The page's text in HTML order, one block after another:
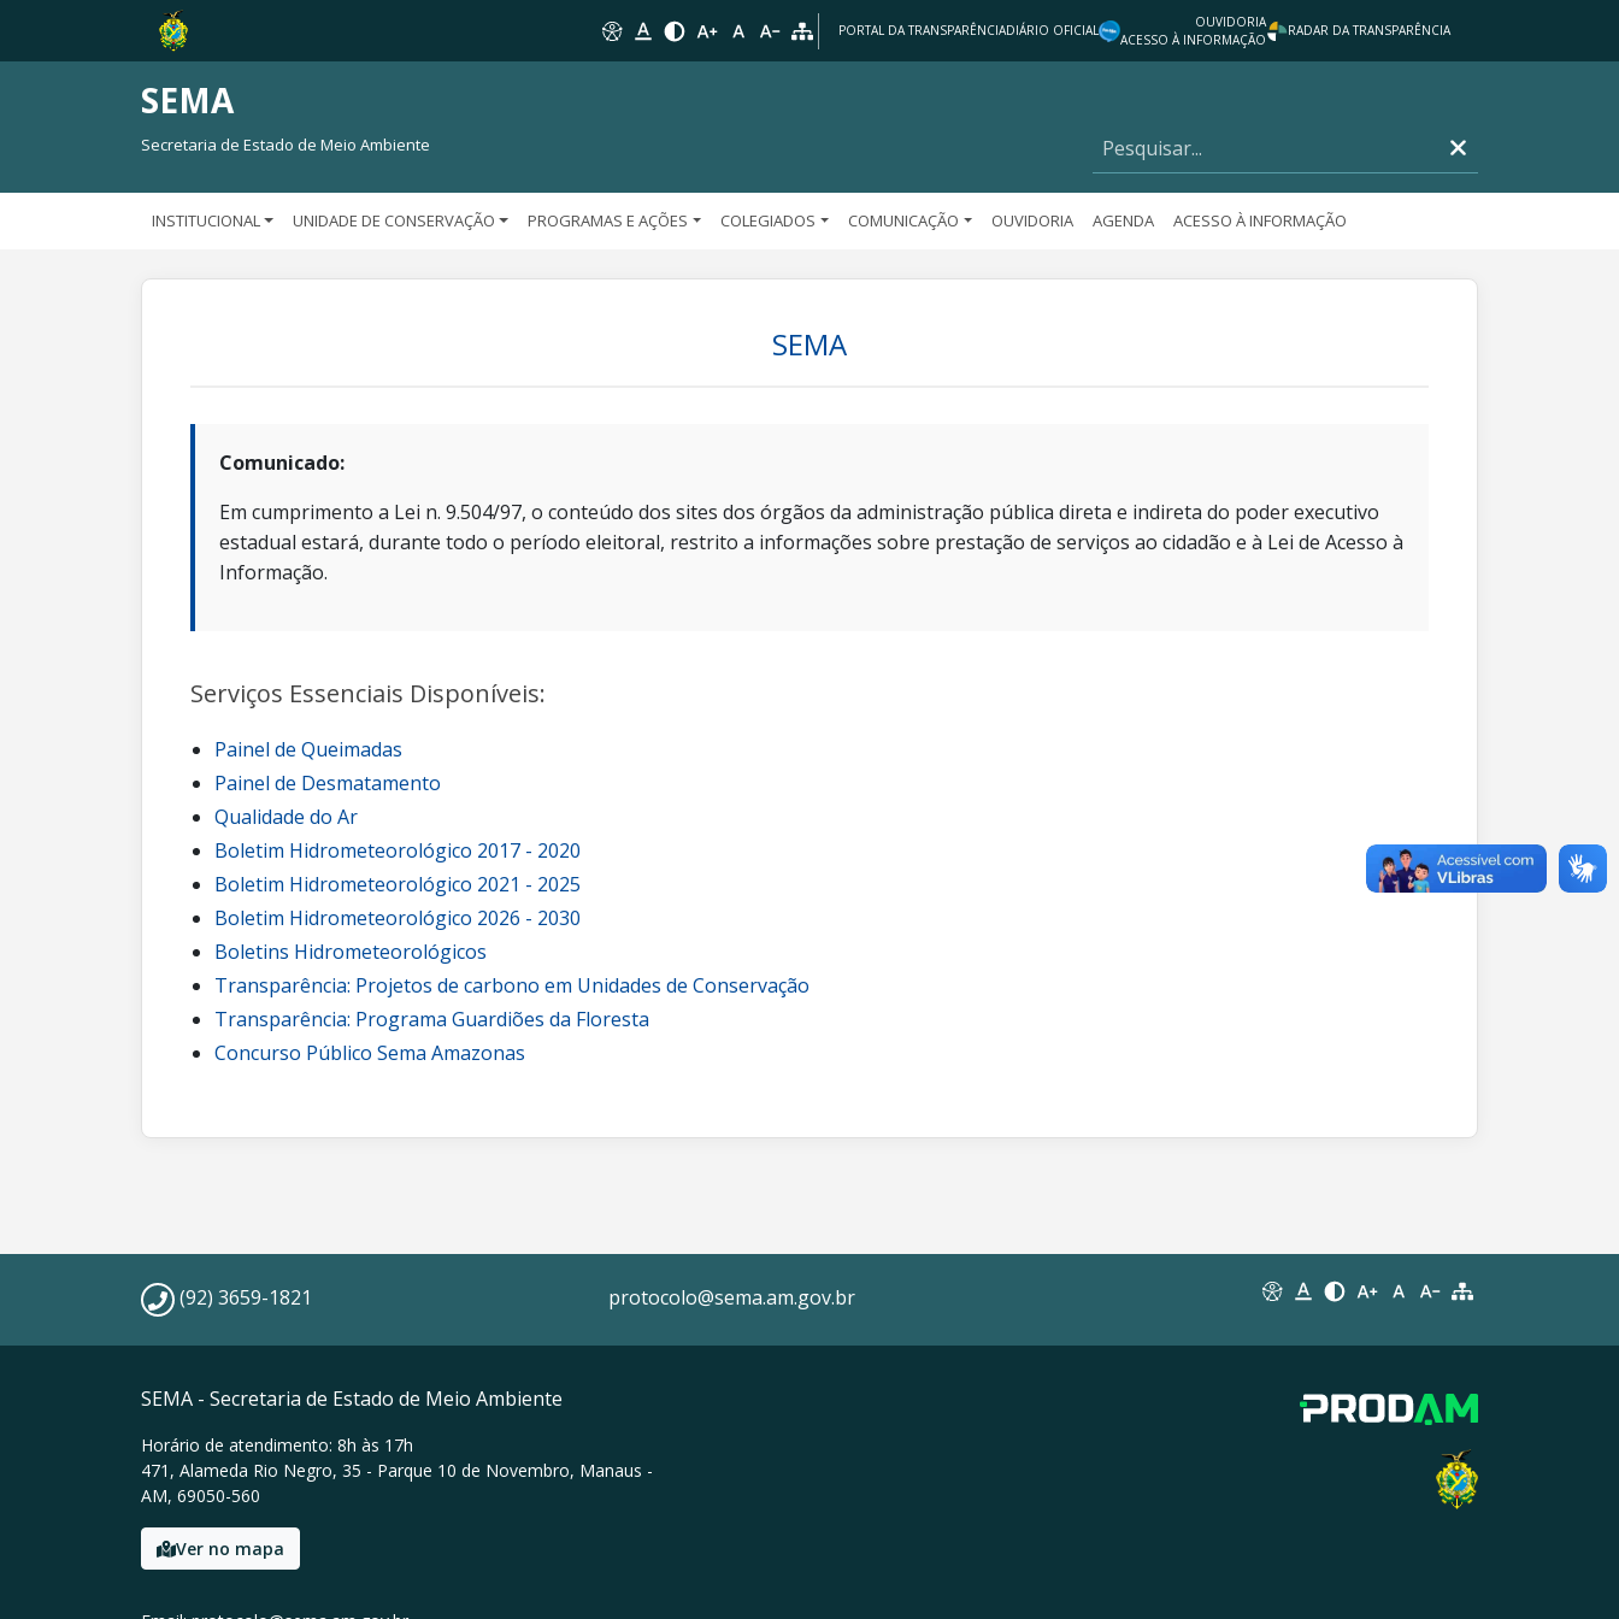
PORTAL DA TRANSPARÊNCIADIÁRIO OFICIAL
OUVIDORIA
ACESSO À INFORMAÇÃO
RADAR DA TRANSPARÊNCIA
SEMA
Secretaria de Estado de Meio Ambiente
INSTITUCIONAL UNIDADE DE CONSERVAÇÃO PROGRAMAS E AÇÕES COLEGIADOS COMUNICAÇÃO OUVIDORIA AGENDA ACESSO À INFORMAÇÃO
SEMA
Comunicado:
Em cumprimento a Lei n. 9.504/97, o conteúdo dos sites dos órgãos da administração pública direta e indireta do poder executivo
estadual estará, durante todo o período eleitoral, restrito a informações sobre prestação de serviços ao cidadão e à Lei de Acesso à
Informação.
Serviços Essenciais Disponíveis:
Painel de Queimadas
Painel de Desmatamento
Qualidade do Ar
Boletim Hidrometeorológico 2017 - 2020
Boletim Hidrometeorológico 2021 - 2025
Boletim Hidrometeorológico 2026 - 2030
Boletins Hidrometeorológicos
Transparência: Projetos de carbono em Unidades de Conservação
Transparência: Programa Guardiões da Floresta
Concurso Público Sema Amazonas
(92) 3659-1821 protocolo@sema.am.gov.br
SEMA - Secretaria de Estado de Meio Ambiente
Horário de atendimento: 8h às 17h
471, Alameda Rio Negro, 35 - Parque 10 de Novembro, Manaus -
AM, 69050-560
Ver no mapa